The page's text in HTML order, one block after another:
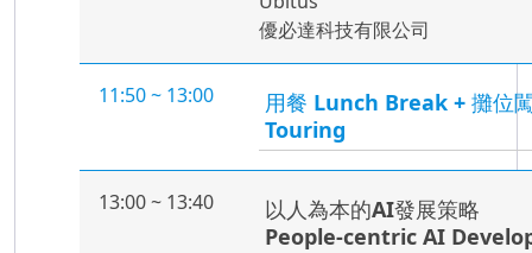
優必達科技有限公司
11:50 ~ 13:00
用餐 Lunch Break + 攤位
Touring
13:00 ~ 13:40
以人為本的AI發展策略
People-centric AI